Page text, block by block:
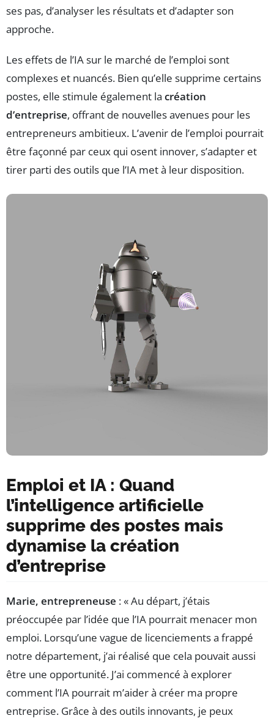
ses pas, d’analyser les résultats et d’adapter son
approche.
Les effets de l’IA sur le marché de l’emploi sont
complexes et nuancés. Bien qu’elle supprime certains
postes, elle stimule également la création
d’entreprise, offrant de nouvelles avenues pour les
entrepreneurs ambitieux. L’avenir de l’emploi pourrait
être façonné par ceux qui osent innover, s’adapter et
tirer parti des outils que l’IA met à leur disposition.
Emploi et IA : Quand
l’intelligence artificielle
supprime des postes mais
dynamise la création
d’entreprise
Marie, entrepreneuse : « Au départ, j’étais
préoccupée par l’idée que l’IA pourrait menacer mon
emploi. Lorsqu’une vague de licenciements a frappé
notre département, j’ai réalisé que cela pouvait aussi
être une opportunité. J’ai commencé à explorer
comment l’IA pourrait m’aider à créer ma propre
entreprise. Grâce à des outils innovants, je peux